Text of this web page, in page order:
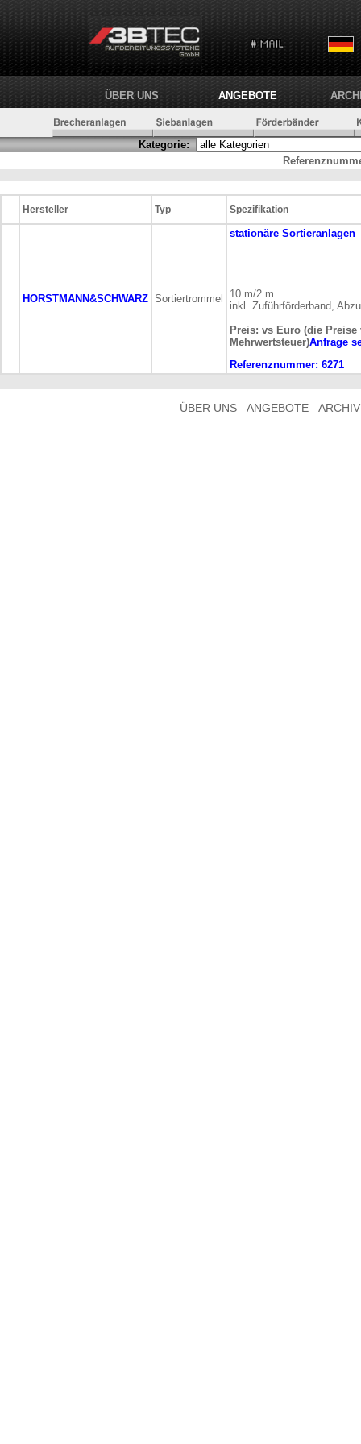
ÜBER UNS ANGEBOTE
Kategorie:
Hersteller Typ Spezifikation
HORSTMANN&SCHWARZ Sortiertrommel
stationäre Sortieranlagen
10 m/2 m
inkl. Zuführförderband,
Preis: vs Euro (die
Mehrwertsteuer)Anfrage
Referenznummer: 6271
ÜBER UNS ANGEBOTE ARCHIV